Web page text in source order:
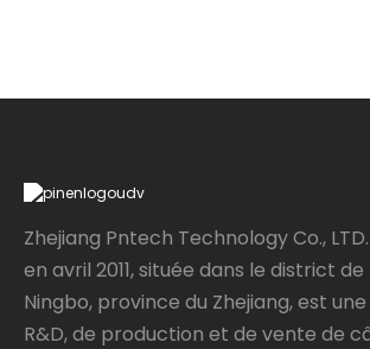
Zhejiang Pntech Technology Co.,
en avril 2011, située dans le district de
Ningbo, province du Zhejiang, est
R&D, de production et de vente de